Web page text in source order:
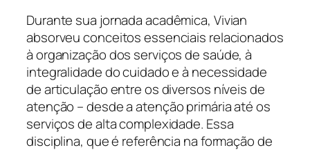
Durante sua jornada acadêmica, Vivian
absorveu conceitos essenciais relacionados
à organização dos serviços de saúde, à
integralidade do cuidado e à necessidade
de articulação entre os diversos níveis de
atenção – desde a atenção primária até os
serviços de alta complexidade. Essa
disciplina, que é referência na formação de